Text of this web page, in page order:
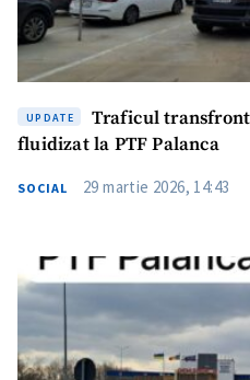
UPDATE
Traficul
fluidizat la PTF Palanca
SOCIAL 29 martie 2026, 14:43